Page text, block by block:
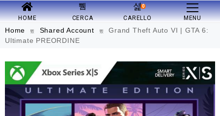
HOME CERCA
0
CARELLO MENU
Home Shared Account
Grand Theft Auto VI | GTA 6:
Ultimate PREORDINE